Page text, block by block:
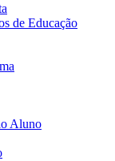
de Educação
Aluno